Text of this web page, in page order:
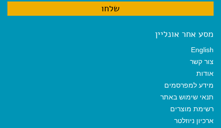
מסע אחר אונליין
English
צור קשר
אודות
מידע למפרסמים
תנאי שימוש באתר
רשימת מוצרים
ארכיון ניוזלטר